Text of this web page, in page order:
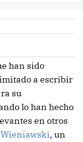
han sido
a escribir
su
lo han hecho
en otros
, un